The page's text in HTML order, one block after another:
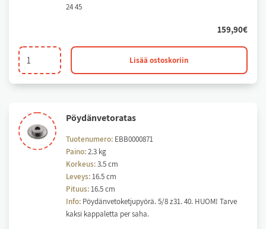
24 45
159,90€
Ketjupyörä
vetoakselille
Lisää ostoskoriin
Pöy­dän­ve­to­ra­tas
Tuotenumero: EBB0000871
Paino:2.3 kg
Korkeus:3.5 cm
Leveys:16.5 cm
Pituus:16.5 cm
Info: Pöydänvetoketjupyörä. 5/8 z31. 40. HUOM! Tarve
kaksi kappaletta per saha.